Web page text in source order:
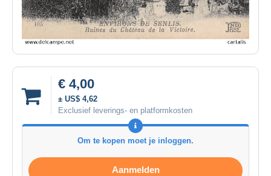
€ 4,00
± US$ 4,62
Exclusief leverings- en platformkosten
Om te kopen moet je inloggen.
Aanmelden